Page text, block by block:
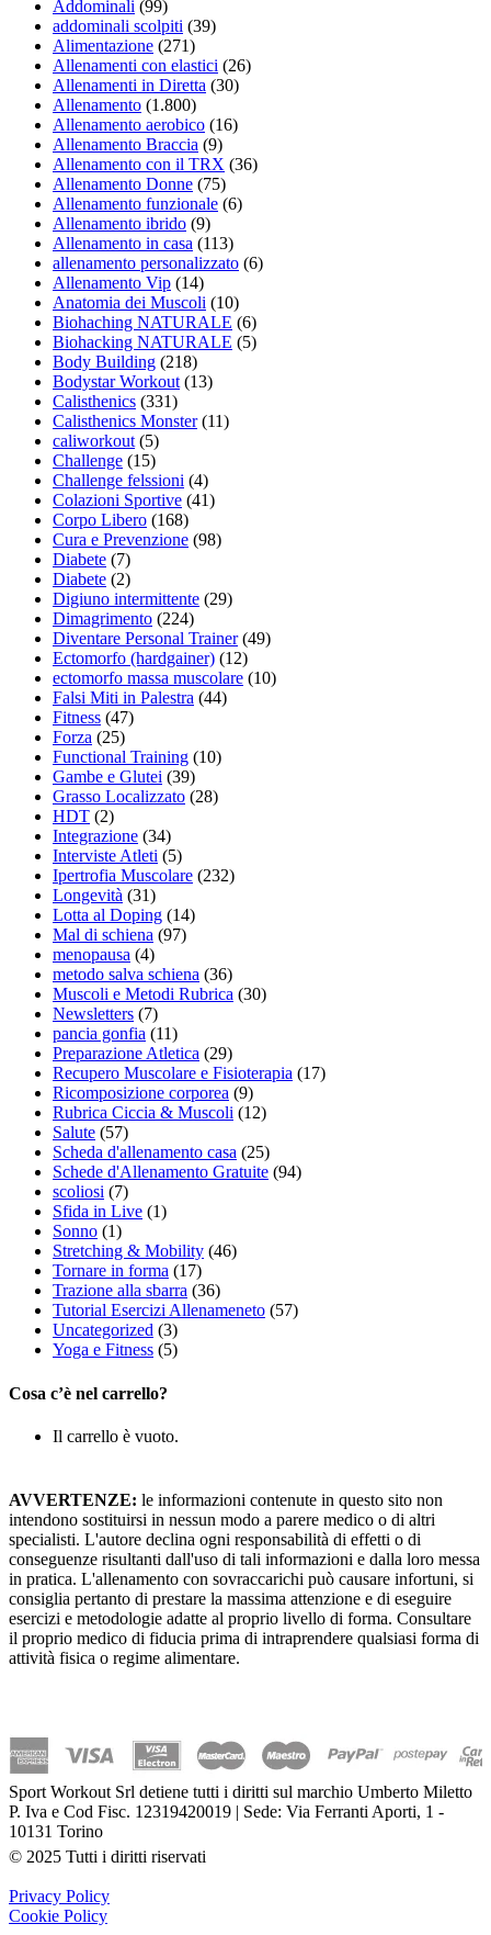
Addominali (99)
addominali scolpiti (39)
Alimentazione (271)
Allenamenti con elastici (26)
Allenamenti in Diretta (30)
Allenamento (1.800)
Allenamento aerobico (16)
Allenamento Braccia (9)
Allenamento con il TRX (36)
Allenamento Donne (75)
Allenamento funzionale (6)
Allenamento ibrido (9)
Allenamento in casa (113)
allenamento personalizzato (6)
Allenamento Vip (14)
Anatomia dei Muscoli (10)
Biohaching NATURALE (6)
Biohacking NATURALE (5)
Body Building (218)
Bodystar Workout(13)
Calisthenics (331)
Calisthenics Monster(11)
caliworkout(5)
Challenge (15)
Challenge felssioni (4)
Colazioni Sportive (41)
Corpo Libero (168)
Cura e Prevenzione (98)
Diabete (7)
Diabete (2)
Digiuno intermittente (29)
Dimagrimento (224)
Diventare Personal Trainer(49)
Ectomorfo (hardgainer) (12)
ectomorfo massa muscolare (10)
Falsi Miti in Palestra (44)
Fitness (47)
Forza (25)
Functional Training (10)
Gambe e Glutei (39)
Grasso Localizzato (28)
HDT (2)
Integrazione (34)
Interviste Atleti (5)
Ipertrofia Muscolare (232)
Longevità (31)
Lotta al Doping (14)
Mal di schiena (97)
menopausa (4)
metodo salva schiena (36)
Muscoli e Metodi Rubrica (30)
Newsletters (7)
pancia gonfia (11)
Preparazione Atletica (29)
Recupero Muscolare e Fisioterapia (17)
Ricomposizione corporea (9)
Rubrica Ciccia & Muscoli (12)
Salute (57)
Scheda d'allenamento casa (25)
Schede d'Allenamento Gratuite (94)
scoliosi (7)
Sfida in Live (1)
Sonno (1)
Stretching & Mobility (46)
Tornare in forma (17)
Trazione alla sbarra (36)
Tutorial Esercizi Allenameneto (57)
Uncategorized (3)
Yoga e Fitness (5)
Cosa c’è nel carrello?
Il carrello è vuoto.
AVVERTENZE: le informazioni contenute in questo sito non
intendono sostituirsi in nessun modo a parere medico o di altri
specialisti. L'autore declina ogni responsabilità di effetti o di
conseguenze risultanti dall'uso di tali informazioni e dalla loro messa
in pratica. L'allenamento con sovraccarichi può causare infortuni, si
consiglia pertanto di prestare la massima attenzione e di eseguire
esercizi e metodologie adatte al proprio livello di forma. Consultare
il proprio medico di fiducia prima di intraprendere qualsiasi forma di
attività fisica o regime alimentare.
Sport Workout Srl detiene tutti i diritti sul marchio Umberto Miletto
P. Iva e Cod Fisc. 12319420019 | Sede: Via Ferranti Aporti, 1 -
10131 Torino
© 2025 Tutti i diritti riservati
Privacy Policy
Cookie Policy